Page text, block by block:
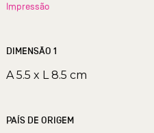
Impressão
DIMENSÃO 1
A 5.5 x L 8.5 cm
PAÍS DE ORIGEM